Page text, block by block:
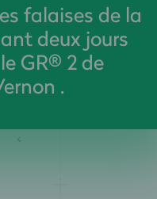
falaises de la
deux jours
GR® 2 de
.